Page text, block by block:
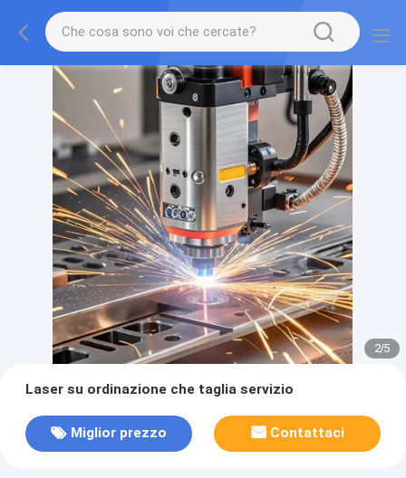
2/5
Laser su ordinazione che taglia servizio
Miglior prezzo Contattaci